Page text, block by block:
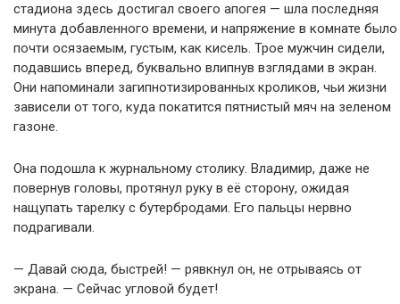
стадиона здесь достигал своего апогея — шла последняя
минута добавленного времени, и напряжение в комнате было
почти осязаемым, густым, как кисель. Трое мужчин сидели,
подавшись вперед, буквально влипнув взглядами в экран.
Они напоминали загипнотизированных кроликов, чьи жизни
зависели от того, куда покатится пятнистый мяч на зеленом
газоне.
Она подошла к журнальному столику. Владимир, даже не
повернув головы, протянул руку в её сторону, ожидая
нащупать тарелку с бутербродами. Его пальцы нервно
подрагивали.
— Давай сюда, быстрей! — рявкнул он, не отрываясь от
экрана. — Сейчас угловой будет!